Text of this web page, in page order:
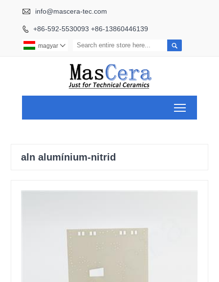
 info@mascera-tec.com
 +86-592-5530093 +86-13860446139

magyar 
aln alumínium-nitrid